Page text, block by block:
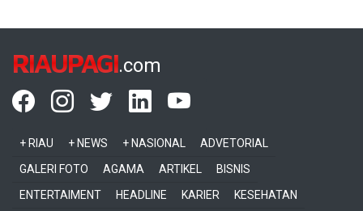
RIAUPAGI.com
+ RIAU + NEWS + NASIONAL
ADVETORIAL
GALERI FOTO
AGAMA ARTIKEL
BISNIS
ENTERTAIMENT
HEADLINE KARIER
KESEHATAN